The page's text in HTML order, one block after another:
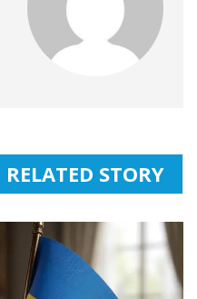
RELATED STORY